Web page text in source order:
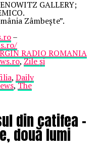
GALLERY;
Zâmbește”.
–
RADIO ROMANIA
,Zile și
, Daily
,The
din catifea –
două lumi